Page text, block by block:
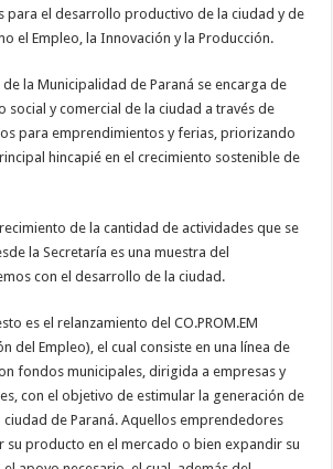
para el desarrollo productivo de la ciudad y de
el Empleo, la Innovación y la Producción.
la Municipalidad de Paraná se encarga de
social y comercial de la ciudad a través de
para emprendimientos y ferias, priorizando
hincapié en el crecimiento sostenible de
de la cantidad de actividades que se
la Secretaría es una muestra del
con el desarrollo de la ciudad.
es el relanzamiento del CO.PROM.EM
del Empleo), el cual consiste en una línea de
fondos municipales, dirigida a empresas y
con el objetivo de estimular la generación de
de Paraná. Aquellos emprendedores
su producto en el mercado o bien expandir su